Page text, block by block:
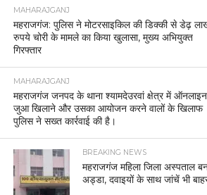
MAHARAJGANJ
महराजगंज: पुलिस ने मोटरसाइकिल की डिक्की से डेढ़
रुपये चोरी के मामले का किया खुलासा, मुख्य अभियुक्त
गिरफ्तार
MAHARAJGANJ
महराजगंज जनपद के थाना श्यामदेउरवां क्षेत्र में ऑनलाइन
जुआ खिलाने और उसका आयोजन करने वालों के खिलाफ
पुलिस ने सख्त कार्रवाई की है।
BREAKING NEWS
महराजगंज महिला जिला अस्पताल
अड्डा, दवाइयों के साथ जांचें भी